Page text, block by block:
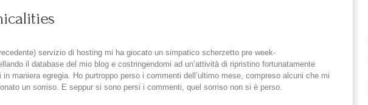
servizio di hosting mi ha giocato un simpatico scherzetto pre week-
il database del mio blog e costringendomi ad un’attività di ripristino fortunatamente
in maniera egregia. Ho purtroppo perso i commenti dell’ultimo mese, compreso alcuni che mi
un sorriso. E seppur si sono persi i commenti, quel sorriso non si è perso.